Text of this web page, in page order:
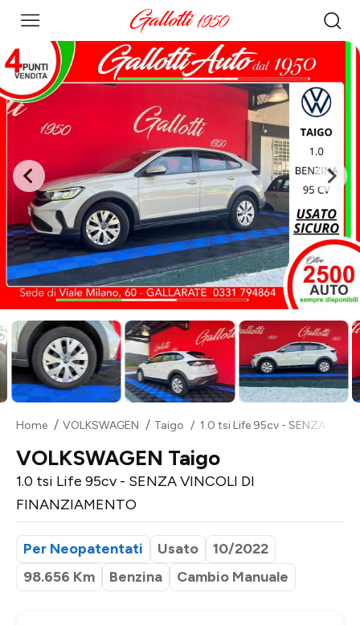
Home VOLKSWAGEN Taigo 1.0 tsi Life 95cv - SENZA
VOLKSWAGEN Taigo
1.0 tsi Life 95cv - SENZA VINCOLI DI
FINANZIAMENTO
Per Neopatentati Usato
10/2022
98.656 Km
Benzina Cambio Manuale